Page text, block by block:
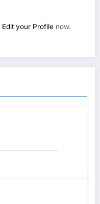
Edit your Profile now.